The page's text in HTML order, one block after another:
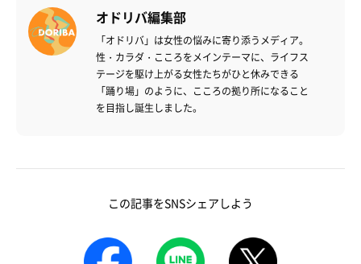
オドリバ編集部
「オドリバ」は女性の悩みに寄り添うメディア。
性・カラダ・こころをメインテーマに、ライフス
テージを駆け上がる女性たちがひと休みできる
「踊り場」のように、こころの拠り所になること
を目指し誕生しました。
この記事をSNSシェアしよう